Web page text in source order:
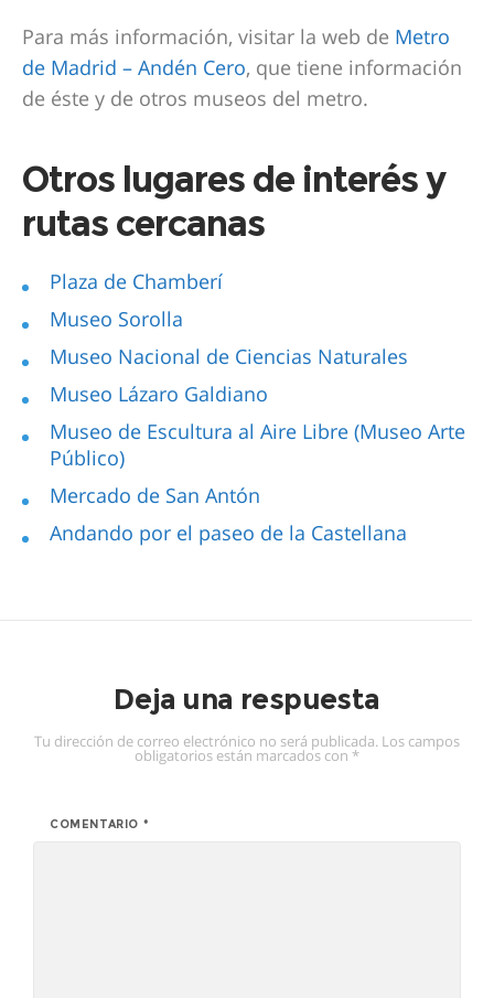
Para más información, visitar la web de Metro
de Madrid – Andén Cero, que tiene información
de éste y de otros museos del metro.
Otros lugares de interés y
rutas cercanas
Plaza de Chamberí
Museo Sorolla
Museo Nacional de Ciencias Naturales
Museo Lázaro Galdiano
Museo de Escultura al Aire Libre (Museo Arte
Público)
Mercado de San Antón
Andando por el paseo de la Castellana
Deja una respuesta
Tu dirección de correo electrónico no será publicada. Los campos
obligatorios están marcados con *
COMENTARIO *